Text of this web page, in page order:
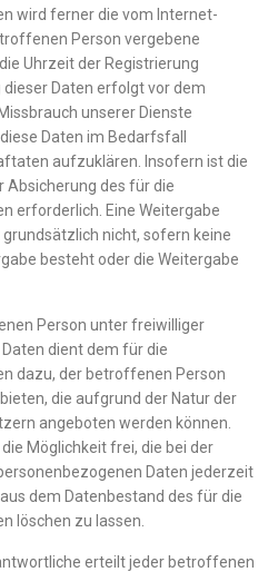
wird ferner die vom Internet-
Person vergebene
Uhrzeit der Registrierung
Daten erfolgt vor dem
unserer Dienste
Daten im Bedarfsfall
aufzuklären. Insofern ist die
Absicherung des für die
erforderlich. Eine Weitergabe
nicht, sofern keine
besteht oder die Weitergabe
Person unter freiwilliger
dient dem für die
dazu, der betroffenen Person
die aufgrund der Natur der
angeboten werden können.
Möglichkeit frei, die bei der
Daten jederzeit
dem Datenbestand des für die
löschen zu lassen.
erteilt jeder betroffenen